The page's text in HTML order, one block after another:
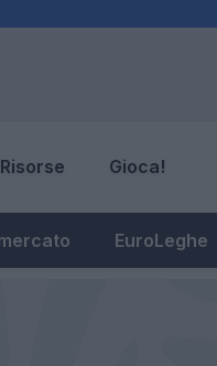
Risorse Gioca!
EuroLeghe